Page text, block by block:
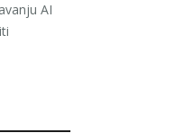
AI